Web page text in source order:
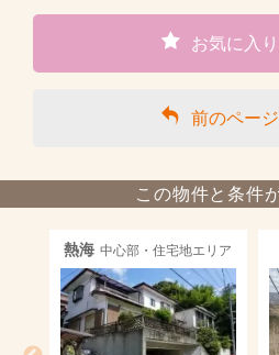
お気に入
前のペー
この物件と条件
熱海 中心部・住宅地エリア